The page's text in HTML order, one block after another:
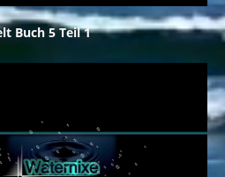
Buch 5 Teil 1